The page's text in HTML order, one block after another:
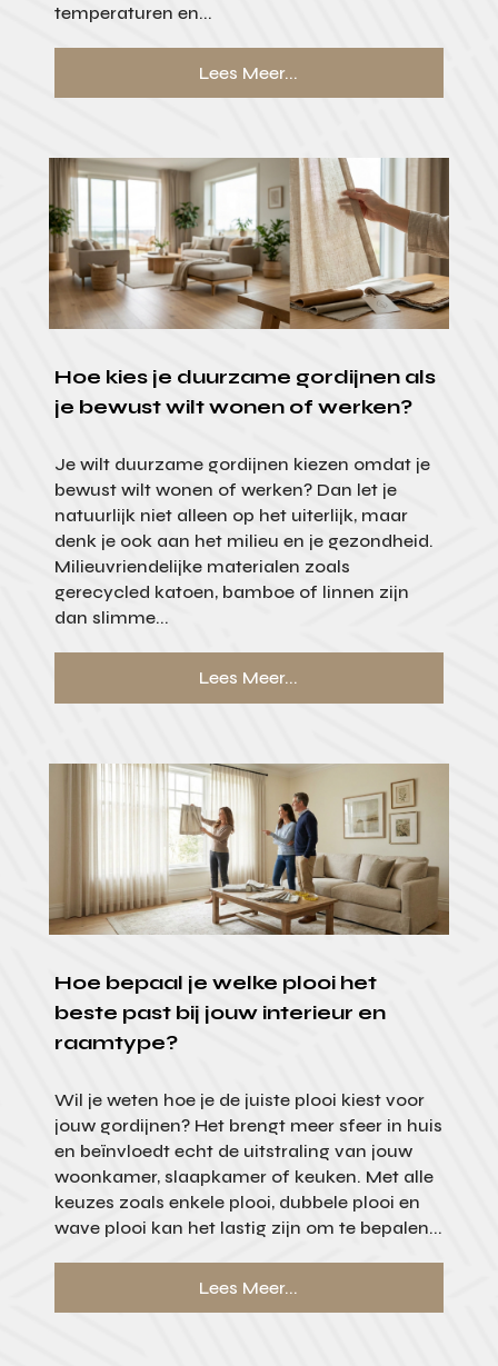
temperaturen en...
Lees Meer...
Hoe kies je duurzame gordijnen als
je bewust wilt wonen of werken?
Je wilt duurzame gordijnen kiezen omdat je
bewust wilt wonen of werken? Dan let je
natuurlijk niet alleen op het uiterlijk, maar
denk je ook aan het milieu en je gezondheid.
Milieuvriendelijke materialen zoals
gerecycled katoen, bamboe of linnen zijn
dan slimme...
Lees Meer...
Hoe bepaal je welke plooi het
beste past bij jouw interieur en
raamtype?
Wil je weten hoe je de juiste plooi kiest voor
jouw gordijnen? Het brengt meer sfeer in huis
en beïnvloedt echt de uitstraling van jouw
woonkamer, slaapkamer of keuken. Met alle
keuzes zoals enkele plooi, dubbele plooi en
wave plooi kan het lastig zijn om te bepalen...
Lees Meer...